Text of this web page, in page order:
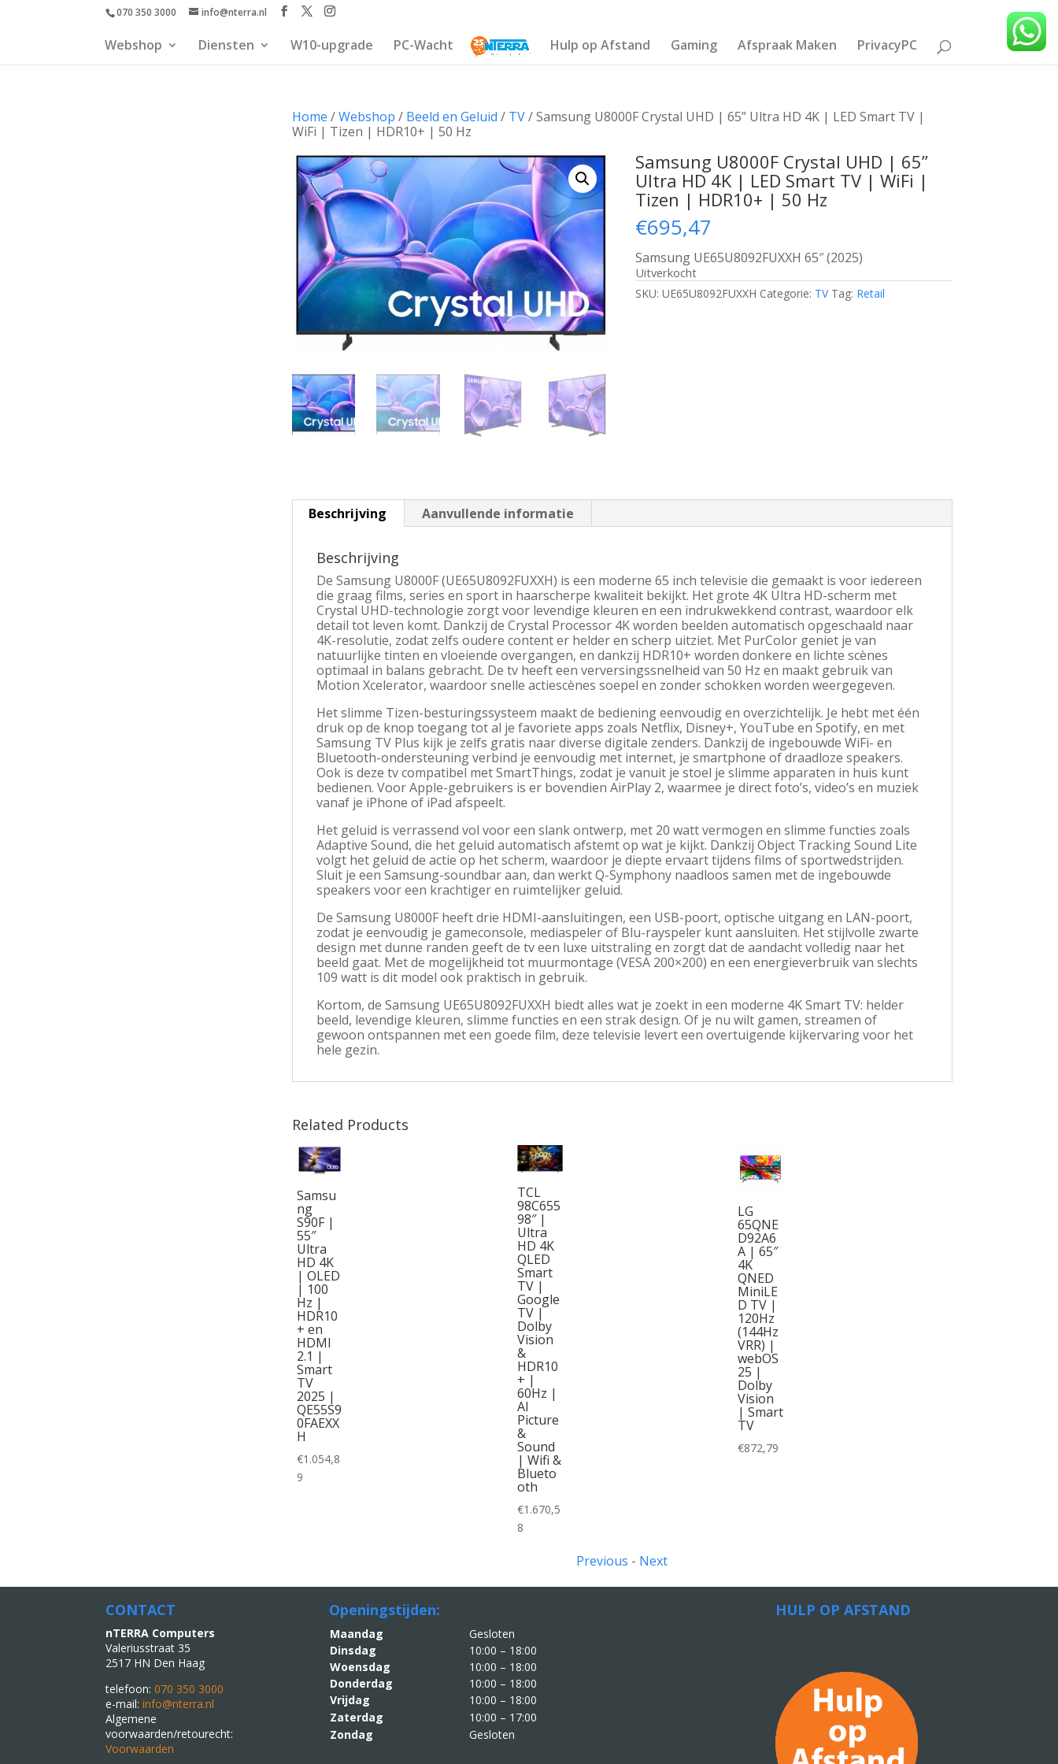
070 350 3000 info@nterra.nl
Webshop Diensten W10-upgrade PC-Wacht Hulp op Afstand Gaming Afspraak Maken PrivacyPC
Home /Webshop / Beeld en Geluid / TV/ Samsung U8000F Crystal UHD | 65” Ultra HD 4K | LED Smart TV |
WiFi | Tizen | HDR10+ | 50 Hz
Samsung U8000F Crystal UHD | 65”
Ultra HD 4K | LED Smart TV | WiFi |
Tizen | HDR10+ | 50 Hz
€695,47
Samsung UE65U8092FUXXH 65″ (2025)
Uitverkocht
SKU:UE65U8092FUXXH Categorie: TV Tag: Retail
Beschrijving Aanvullende informatie
Beschrijving
De Samsung U8000F (UE65U8092FUXXH) is een moderne 65 inch televisie die gemaakt is voor iedereen
die graag films, series en sport in haarscherpe kwaliteit bekijkt. Het grote 4K Ultra HD-scherm met
Crystal UHD-technologie zorgt voor levendige kleuren en een indrukwekkend contrast, waardoor elk
detail tot leven komt. Dankzij de Crystal Processor 4K worden beelden automatisch opgeschaald naar
4K-resolutie, zodat zelfs oudere content er helder en scherp uitziet. Met PurColor geniet je van
natuurlijke tinten en vloeiende overgangen, en dankzij HDR10+ worden donkere en lichte scènes
optimaal in balans gebracht. De tv heeft een verversingssnelheid van 50 Hz en maakt gebruik van
Motion Xcelerator, waardoor snelle actiescènes soepel en zonder schokken worden weergegeven.
Het slimme Tizen-besturingssysteem maakt de bediening eenvoudig en overzichtelijk. Je hebt met één
druk op de knop toegang tot al je favoriete apps zoals Netflix, Disney+, YouTube en Spotify, en met
Samsung TV Plus kijk je zelfs gratis naar diverse digitale zenders. Dankzij de ingebouwde WiFi- en
Bluetooth-ondersteuning verbind je eenvoudig met internet, je smartphone of draadloze speakers.
Ook is deze tv compatibel met SmartThings, zodat je vanuit je stoel je slimme apparaten in huis kunt
bedienen. Voor Apple-gebruikers is er bovendien AirPlay 2, waarmee je direct foto’s, video’s en muziek
vanaf je iPhone of iPad afspeelt.
Het geluid is verrassend vol voor een slank ontwerp, met 20 watt vermogen en slimme functies zoals
Adaptive Sound, die het geluid automatisch afstemt op wat je kijkt. Dankzij Object Tracking Sound Lite
volgt het geluid de actie op het scherm, waardoor je diepte ervaart tijdens films of sportwedstrijden.
Sluit je een Samsung-soundbar aan, dan werkt Q-Symphony naadloos samen met de ingebouwde
speakers voor een krachtiger en ruimtelijker geluid.
De Samsung U8000F heeft drie HDMI-aansluitingen, een USB-poort, optische uitgang en LAN-poort,
zodat je eenvoudig je gameconsole, mediaspeler of Blu-rayspeler kunt aansluiten. Het stijlvolle zwarte
design met dunne randen geeft de tv een luxe uitstraling en zorgt dat de aandacht volledig naar het
beeld gaat. Met de mogelijkheid tot muurmontage (VESA 200×200) en een energieverbruik van slechts
109 watt is dit model ook praktisch in gebruik.
Kortom, de Samsung UE65U8092FUXXH biedt alles wat je zoekt in een moderne 4K Smart TV: helder
beeld, levendige kleuren, slimme functies en een strak design. Of je nu wilt gamen, streamen of
gewoon ontspannen met een goede film, deze televisie levert een overtuigende kijkervaring voor het
hele gezin.
Related Products
Samsu
ng
S90F |
55″
Ultra
HD 4K
| OLED
| 100
Hz |
HDR10
+ en
HDMI
2.1 |
Smart
TV
2025 |
QE55S9
0FAEXX
H
€1.054,8
9
TCL
98C655
98″ |
Ultra
HD 4K
QLED
Smart
TV |
Google
TV |
Dolby
Vision
&
HDR10
+ |
60Hz |
AI
Picture
&
Sound
| Wifi &
Blueto
oth
€1.670,5
8
LG
65QNE
D92A6
A | 65″
4K
QNED
MiniLE
D TV |
120Hz
(144Hz
VRR) |
webOS
25 |
Dolby
Vision
| Smart
TV
€872,79
Previous - Next
CONTACT
nTERRA Computers
Valeriusstraat 35
2517 HN Den Haag
telefoon:070 350 3000
e-mail:info@nterra.nl
Algemene
voorwaarden/retourecht:
Voorwaarden
Openingstijden:
Maandag
Gesloten
Dinsdag
10:00 – 18:00
Woensdag
10:00 – 18:00
Donderdag
10:00 – 18:00
Vrijdag
10:00 – 18:00
Zaterdag
10:00 – 17:00
Zondag
Gesloten
HULP OP AFSTAND